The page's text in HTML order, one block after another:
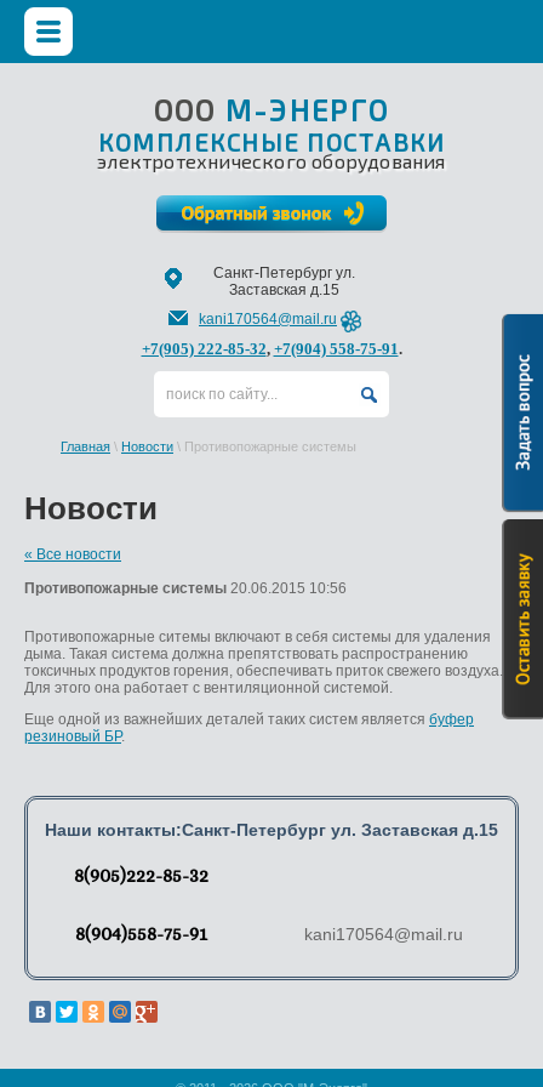
ООО М-ЭНЕРГО
КОМПЛЕКСНЫЕ ПОСТАВКИ
электротехнического оборудования
Санкт-Петербург ул.
Заставская д.15
kani170564@mail.ru
+7(905) 222-85-32, +7(904) 558-75-91.
Главная \ Новости \ Противопожарные системы
Новости
« Все новости
Противопожарные системы 20.06.2015 10:56
Противопожарные ситемы включают в себя системы для удаления
дыма. Такая система должна препятствовать распространению
токсичных продуктов горения, обеспечивать приток свежего воздуха.
Для этого она работает с вентиляционной системой.
Еще одной из важнейших деталей таких систем является буфер
резиновый БР.
Наши контакты:Санкт-Петербург ул. Заставская д.15
8(905)222-85-32
8(904)558-75-91 kani170564@mail.ru